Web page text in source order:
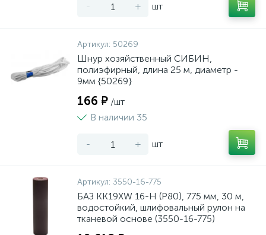
- + шт
Артикул: 50269
Шнур хозяйственный СИБИН,
полиэфирный, длина 25 м, диаметр -
9мм {50269}
166 ₽ /шт
В наличии 35
- + шт
Артикул: 3550-16-775
БАЗ KK19XW 16-H (Р80), 775 мм, 30 м,
водостойкий, шлифовальный рулон на
тканевой основе (3550-16-775)